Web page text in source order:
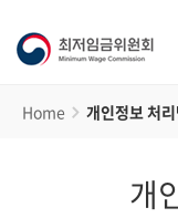
Home 개인정보 처
개